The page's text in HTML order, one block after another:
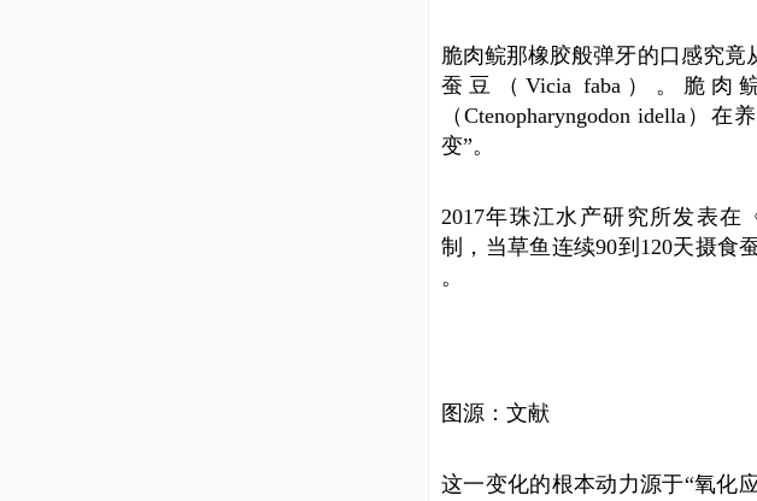
脆肉鲩那橡胶般弹牙的口感究
蚕豆（Vicia faba）。脆
（Ctenopharyngodon idella）
变”。
2017年珠江水产研究所发表在
制，当草鱼连续90到120天摄食
。
图源：文献
这一变化的根本动力源于“氧化